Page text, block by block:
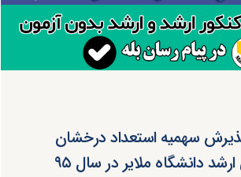
سهمیه استعداد درخشان
دانشگاه ملایر در سال ۹۵